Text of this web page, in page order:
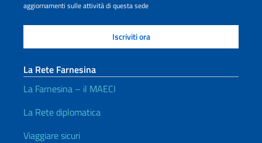
aggiornamenti sulle attività di questa sede
La Rete Farnesina
La Farnesina – il MAECI
La Rete diplomatica
Viaggiare sicuri